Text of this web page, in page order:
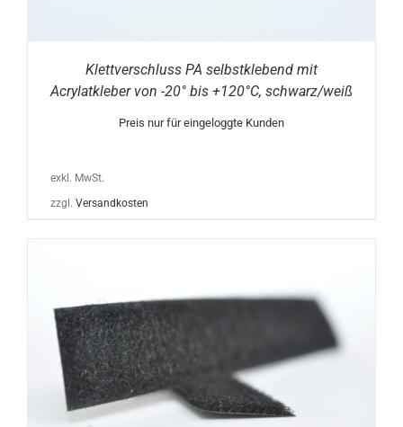
Klettverschluss PA selbstklebend mit
Acrylatkleber von -20° bis +120°C, schwarz/weiß
Preis nur für eingeloggte Kunden
exkl. MwSt.
zzgl. Versandkosten